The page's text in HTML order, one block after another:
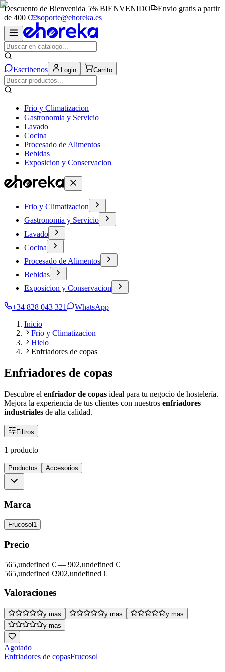
Descuento de Bienvenida 5% BIENVENIDO
Envio gratis a partir
de 400 €
soporte@ehoreka.es
Escribenos Login Carrito
Frio y Climatizacion
Gastronomia y Servicio
Lavado
Cocina
Procesado de Alimentos
Bebidas
Exposicion y Conservacion
Frio y Climatizacion
Gastronomia y Servicio
Lavado
Cocina
Procesado de Alimentos
Bebidas
Exposicion y Conservacion
+34 828 043 321
WhatsApp
Inicio
Frio y Climatizacion
Hielo
Enfriadores de copas
Enfriadores de copas
Descubre el enfriador de copas ideal para tu negocio de hostelería.
Mejora la experiencia de tus clientes con nuestros enfriadores
industriales de alta calidad.
Filtros
1 producto
Productos Accesorios
Marca
Frucosol 1
Precio
565,undefined € — 902,undefined €
565,undefined €902,undefined €
Valoraciones
y mas y mas
y mas
y mas
Agotado
Enfriadores de copasFrucosol